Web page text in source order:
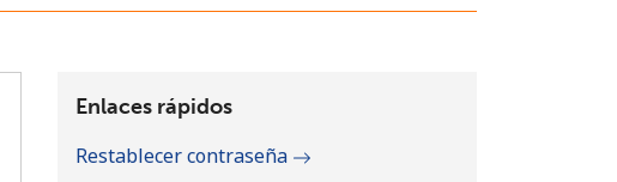
Enlaces rápidos
Restablecer contraseña